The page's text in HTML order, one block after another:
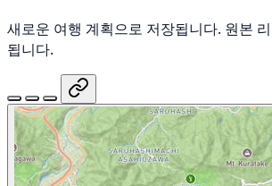
새로운 여행 계획으로 저장됩니다. 원본
됩니다.